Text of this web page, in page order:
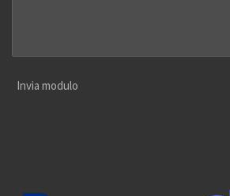
Invia modulo